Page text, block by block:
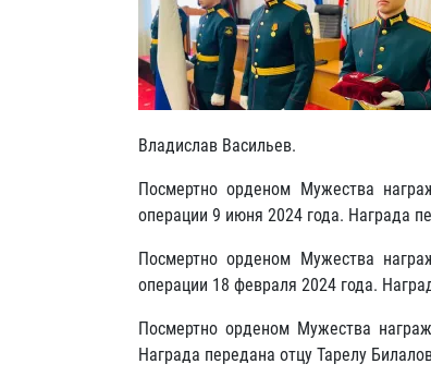
Владислав Васильев.
Посмертно орденом Мужества
операции 9 июня 2024 года. Награда
Посмертно орденом Мужества
операции 18 февраля 2024 года.
Посмертно орденом Мужества
Награда передана отцу Тарелу